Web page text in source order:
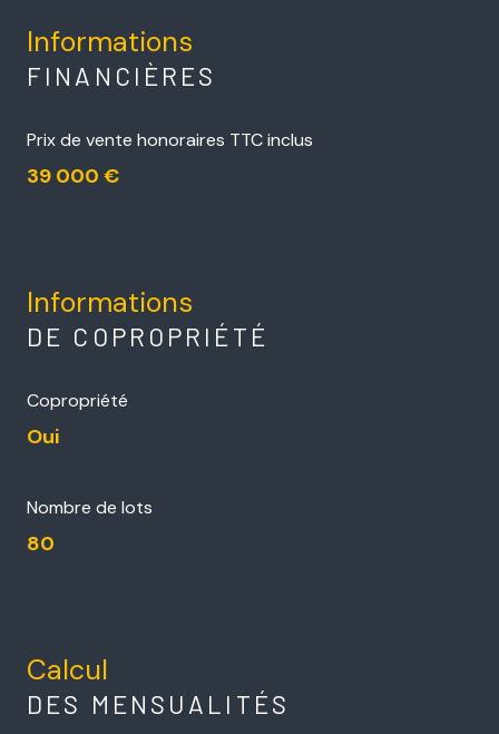
Informations
FINANCIÈRES
Prix de vente honoraires TTC inclus
39 000 €
Informations
DE COPROPRIÉTÉ
Copropriété
Oui
Nombre de lots
80
Calcul
DES MENSUALITÉS